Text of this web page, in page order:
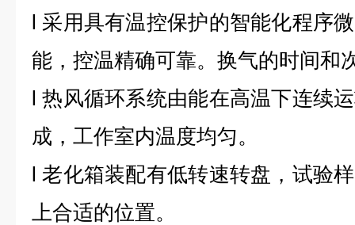
l 采用具有温控保护的智能化程序
能，控温精确可靠。换气的时间和
l热风循环系统由能在高温下连续
成，工作室内温度均匀。
l老化箱装配有低转速转盘，试验
上合适的位置。